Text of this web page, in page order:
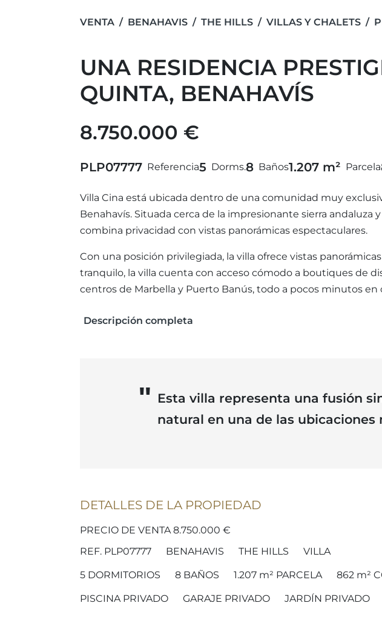
VENTA BENAHAVIS THE HILLS VILLAS Y CHALETS
UNA RESIDENCIA
QUINTA, BENAHAVÍS
8.750.000 €
PLP07777 Referencia5 Dorms.8 Baños1.207 m² Parcela
Villa Cina está ubicada dentro de una comunidad muy
Benahavís. Situada cerca de la impresionante sierra
combina privacidad con vistas panorámicas espectaculares.
Con una posición privilegiada, la villa ofrece vistas
tranquilo, la villa cuenta con acceso cómodo a boutiques de
centros de Marbella y Puerto Banús, todo a pocos minutos en
Descripción completa
Esta villa representa una fusión
natural en una de las ubicaciones
DETALLES DE LA PROPIEDAD
PRECIO DE VENTA 8.750.000 €
REF. PLP07777
BENAHAVIS THE HILLS VILLA
5 DORMITORIOS 8 BAÑOS 1.207 m² PARCELA 862 m²
PISCINA PRIVADO GARAJE PRIVADO JARDÍN PRIVADO